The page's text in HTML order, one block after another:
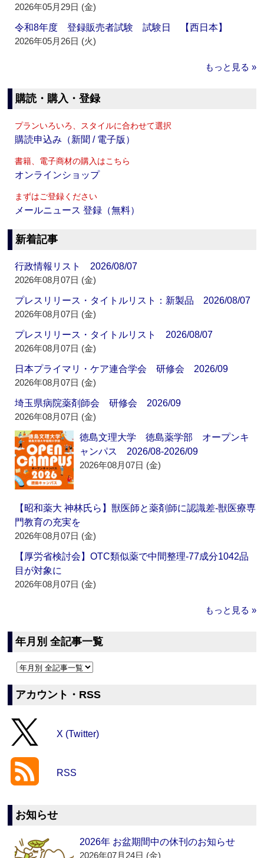
2026年05月29日 (金)
令和8年度 登録販売者試験 試験日 【西日本】
2026年05月26日 (火)
もっと見る »
購読・購入・登録
プランいろいろ、スタイルに合わせて選択
購読申込み（新聞 / 電子版）
書籍、電子商材の購入はこちら
オンラインショップ
まずはご登録ください
メールニュース 登録（無料）
新着記事
行政情報リスト 2026/08/07
2026年08月07日 (金)
プレスリリース・タイトルリスト：新製品 2026/08/07
2026年08月07日 (金)
プレスリリース・タイトルリスト 2026/08/07
2026年08月07日 (金)
日本プライマリ・ケア連合学会 研修会 2026/09
2026年08月07日 (金)
埼玉県病院薬剤師会 研修会 2026/09
2026年08月07日 (金)
徳島文理大学 徳島薬学部 オープンキ
ャンパス 2026/08-2026/09
2026年08月07日 (金)
【昭和薬大 神林氏ら】獣医師と薬剤師に認識差‐獣医療専
門教育の充実を
2026年08月07日 (金)
【厚労省検討会】OTC類似薬で中間整理‐77成分1042品
目が対象に
2026年08月07日 (金)
もっと見る »
年月別 全記事一覧
アカウント・RSS
X (Twitter)
RSS
お知らせ
2026年 お盆期間中の休刊のお知らせ
2026年07月24日 (金)